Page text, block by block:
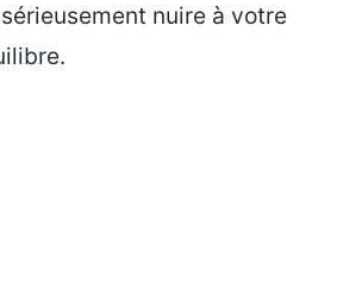
nuire à votre